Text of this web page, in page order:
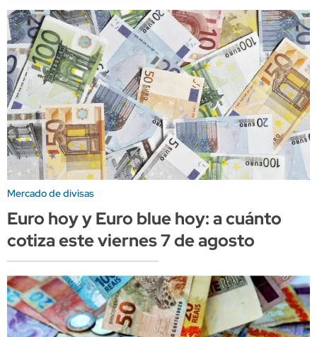
Mercado de divisas
Euro hoy y Euro blue hoy: a cuánto
cotiza este viernes 7 de agosto